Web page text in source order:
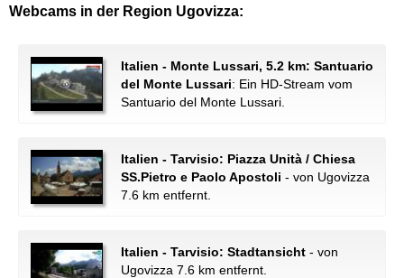
Webcams in der Region Ugovizza:
Italien - Monte Lussari, 5.2 km: Santuario
del Monte Lussari: Ein HD-Stream vom
Santuario del Monte Lussari.
Italien - Tarvisio: Piazza Unità / Chiesa
SS.Pietro e Paolo Apostoli - von Ugovizza
7.6 km entfernt.
Italien - Tarvisio: Stadtansicht - von
Ugovizza 7.6 km entfernt.